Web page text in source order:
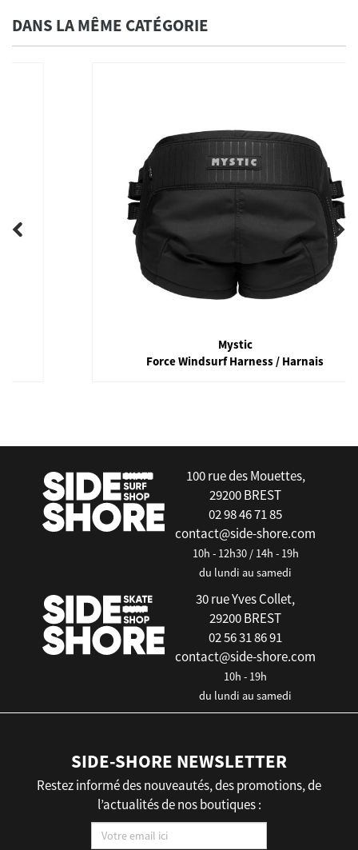
DANS LA MÊME CATÉGORIE
Force Windsurf Harness / Harnais
100 rue des Mouettes,
29200 BREST
02 98 46 71 85
contact@side-shore.com
10h - 12h30 / 14h - 19h
du lundi au samedi
30 rue Yves Collet,
29200 BREST
02 56 31 86 91
contact@side-shore.com
10h - 19h
du lundi au samedi
SIDE-SHORE NEWSLETTER
Restez informé des nouveautés, des promotions, de
l’actualités de nos boutiques :